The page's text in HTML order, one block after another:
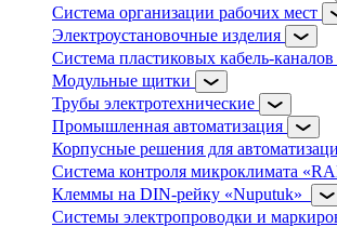
Система организации рабочих мест
Электроустановочные изделия
Система пластиковых кабель-каналов
Модульные щитки
Трубы электротехнические
Промышленная автоматизация
Корпусные решения для
Система контроля микроклимата
Клеммы на DIN-рейку «Nuputuk»
Системы электропроводки и